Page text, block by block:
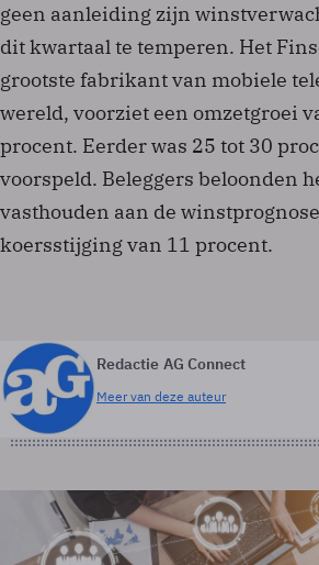
geen aanleiding zijn
dit kwartaal te temperen. Het
grootste fabrikant van mobiele
wereld, voorziet een omzetgroei
procent. Eerder was 25 tot 30
voorspeld. Beleggers beloonden
vasthouden aan de
koersstijging van 11 procent.
Redactie AG Connect
Meer van deze auteur